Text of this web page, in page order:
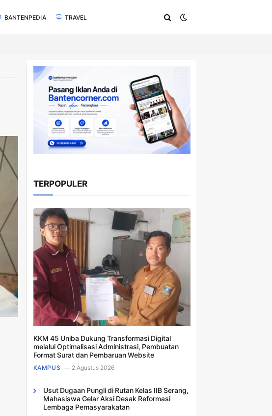
BANTENPEDIA TRAVEL
TERPOPULER
KKM 45 Uniba Dukung Transformasi Digital
melalui Optimalisasi Administrasi, Pembuatan
Format Surat dan Pembaruan Website
KAMPUS 2 Agustus 2026
Usut Dugaan Pungli di Rutan Kelas IIB Serang,
Mahasiswa Gelar Aksi Desak Reformasi
Lembaga Pemasyarakatan